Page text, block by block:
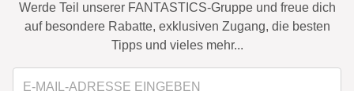
Werde Teil unserer FANTASTICS-Gruppe und freue dich
auf besondere Rabatte, exklusiven Zugang, die besten
Tipps und vieles mehr...